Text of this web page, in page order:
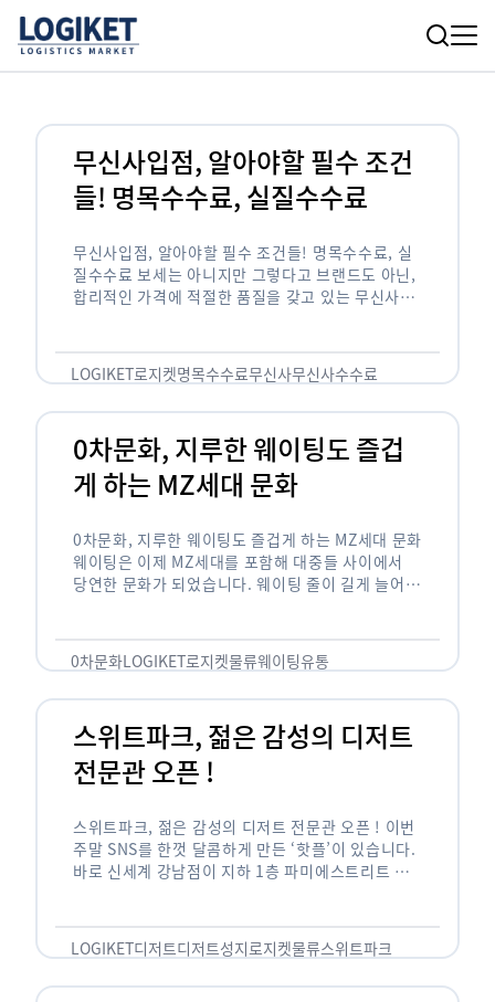
무신사입점, 알아야할 필수 조건
들! 명목수수료, 실질수수료
무신사입점, 알아야할 필수 조건들! 명목수수료, 실
질수수료 보세는 아니지만 그렇다고 브랜드도 아닌,
합리적인 가격에 적절한 품질을 갖고 있는 무신사!
LOGIKET로지켓명목수수료무신사무신사수수료
0차문화, 지루한 웨이팅도 즐겁
게 하는 MZ세대 문화
0차문화, 지루한 웨이팅도 즐겁게 하는 MZ세대 문화
웨이팅은 이제 MZ세대를 포함해 대중들 사이에서
당연한 문화가 되었습니다. 웨이팅 줄이 길게 늘어서
0차문화LOGIKET로지켓물류웨이팅유통
스위트파크, 젊은 감성의 디저트
전문관 오픈 !
스위트파크, 젊은 감성의 디저트 전문관 오픈 ! 이번
주말 SNS를 한껏 달콤하게 만든 ‘핫플’이 있습니다.
바로 신세계 강남점이 지하 1층 파미에스트리트 분
LOGIKET디저트디저트성지로지켓물류스위트파크